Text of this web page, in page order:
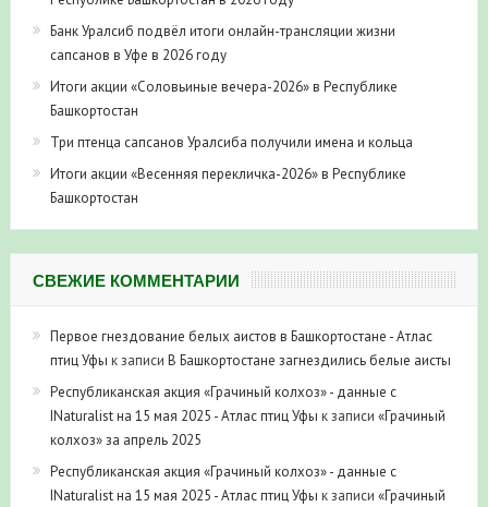
Банк Уралсиб подвёл итоги онлайн-трансляции жизни
сапсанов в Уфе в 2026 году
Итоги акции «Соловьиные вечера-2026» в Республике
Башкортостан
Три птенца сапсанов Уралсиба получили имена и кольца
Итоги акции «Весенняя перекличка-2026» в Республике
Башкортостан
СВЕЖИЕ КОММЕНТАРИИ
Первое гнездование белых аистов в Башкортостане - Атлас
птиц Уфы к записи В Башкортостане загнездились белые аисты
Республиканская акция «Грачиный колхоз» - данные с
INaturalist на 15 мая 2025 - Атлас птиц Уфы к записи «Грачиный
колхоз» за апрель 2025
Республиканская акция «Грачиный колхоз» - данные с
INaturalist на 15 мая 2025 - Атлас птиц Уфы к записи «Грачиный